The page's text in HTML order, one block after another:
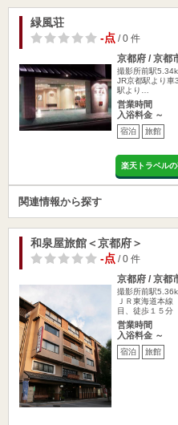
緑風荘
-点/ 0 件
京都府 / 京都
撮影所前駅
JR京都駅より車
駅より…
営業時間
入浴料金 ～
宿泊 旅館
楽天トラベル
関連情報から探す
和泉屋旅館＜京都府＞
-点/ 0 件
京都府 / 京都
撮影所前駅
ＪＲ東海道本
目、徒歩１５分
営業時間
入浴料金 ～
宿泊 旅館